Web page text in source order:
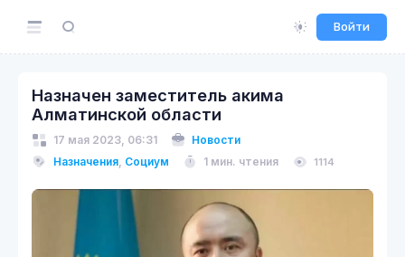
Войти
Назначен заместитель акима
Алматинской области
17 мая 2023, 06:31
Новости
Назначения, Социум 1 мин. чтения 1114